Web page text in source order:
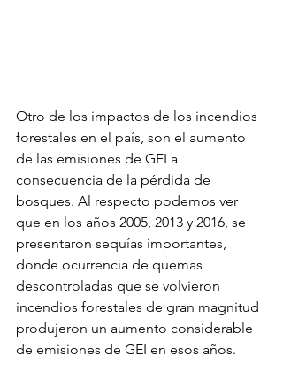
Otro de los impactos de los incendios
forestales en el país, son el aumento
de las emisiones de GEI a
consecuencia de la pérdida de
bosques. Al respecto podemos ver
que en los años 2005, 2013 y 2016, se
presentaron sequías importantes,
donde ocurrencia de quemas
descontroladas que se volvieron
incendios forestales de gran magnitud
produjeron un aumento considerable
de emisiones de GEI en esos años.